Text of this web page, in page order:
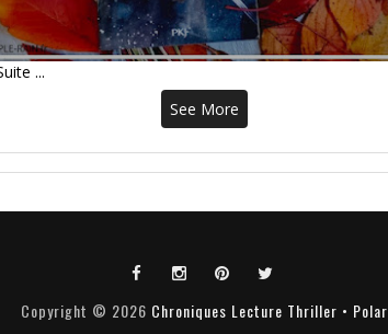
...
See More
Copyright © 2026 Chroniques Lecture Thriller • Polar